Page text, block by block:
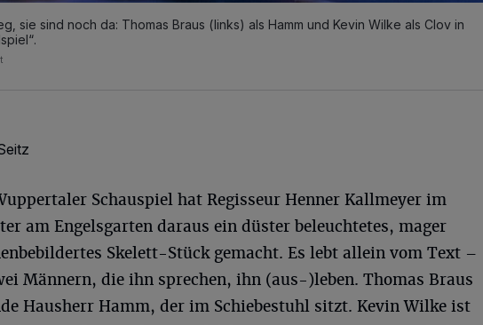
sie sind noch da: Thomas Braus (links) als Hamm und Kevin Wilke als Clov in
Schauspiel hat Regisseur Henner Kallmeyer im
am Engelsgarten daraus ein düster beleuchtetes, mager
Skelett-Stück gemacht. Es lebt allein vom Text –
Männern, die ihn sprechen, ihn (aus-)leben. Thomas Braus
Hausherr Hamm, der im Schiebestuhl sitzt. Kevin Wilke ist